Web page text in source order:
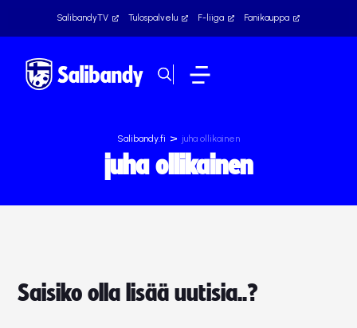
SalibandyTV Tulospalvelu F-liiga Fanikauppa
Salibandy.fi > juha ollikainen
juha ollikainen
Saisiko olla lisää uutisia..?